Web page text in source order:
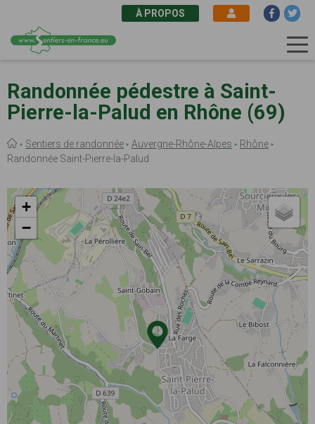
au
contenu
principal
À PROPOS
Randonnée pédestre à Saint-
Pierre-la-Palud en Rhône (69)
Fil
d'Ariane
Sentiers de randonnée Auvergne-Rhône-Alpes
Rhône
Randonnée Saint-Pierre-la-Palud
+
−